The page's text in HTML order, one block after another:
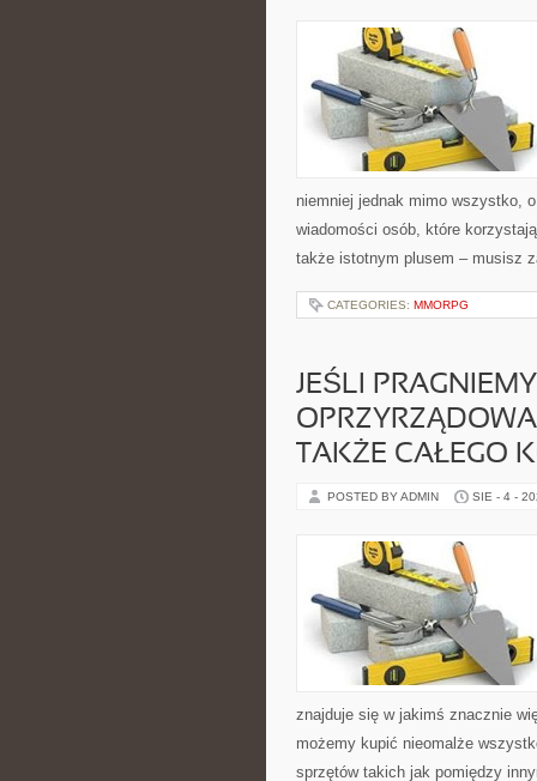
niemniej jednak mimo wszystko,
wiadomości osób, które
także istotnym plusem – musisz
CATEGORIES: MMORPG
JEŚLI
TAKŻE CAŁEGO
POSTED BY ADMIN SIE - 4 -
znajduje się w jakimś znacznie
możemy kupić nieomalże
sprzętów takich jak pomiędzy